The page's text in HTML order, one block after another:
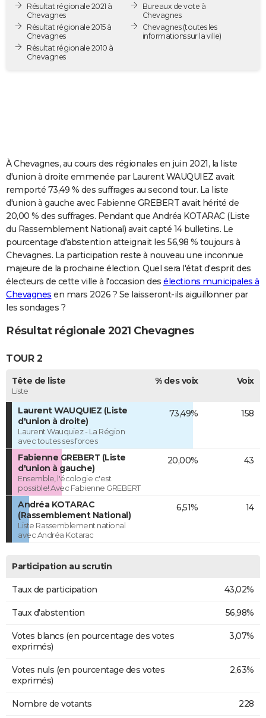
Destinations
City break
Voyage nature
Voyage de noces
Forum
PHOTO
GUIDES D'ACHAT
BONS PLANS
COPAINS D'AVANT
S'inscrire
Se connecter
Lycées
Collèges
Primaires
Universités
Entreprises
Service militaire
Avis de recherche
FORUM
Bricolage
Lifestyle
Culture
Sport
Auto
Television
Voyage
Cinema
Résultat régionale 2021 à
Chevagnes
Résultat régionale 2015 à
Chevagnes
Résultat régionale 2010 à
Chevagnes
Bureaux de vote à
Chevagnes
Chevagnes(toutes les
informations sur la ville)
À Chevagnes, au cours des régionales en juin 2021, la liste
d'union à droite emmenée par Laurent WAUQUIEZ avait
remporté 73,49 % des suffrages au second tour. La liste
d'union à gauche avec Fabienne GREBERT avait hérité de
20,00 % des suffrages. Pendant que Andréa KOTARAC (Liste
du Rassemblement National) avait capté 14 bulletins. Le
pourcentage d'abstention atteignait les 56,98 % toujours à
Chevagnes. La participation reste à nouveau une inconnue
majeure de la prochaine élection. Quel sera l'état d'esprit des
électeurs de cette ville à l'occasion des élections municipales à
Chevagnes en mars 2026 ? Se laisseront-ils aiguillonner par
les sondages ?
Résultat régionale 2021 Chevagnes
TOUR 2
Tête de liste
Liste
% des voix Voix
Laurent WAUQUIEZ (Liste
d'union à droite)
Laurent Wauquiez - La Région
avec toutes ses forces
73,49% 158
Fabienne GREBERT (Liste
d'union à gauche)
Ensemble, l'écologie c'est
possible! Avec Fabienne GREBERT
20,00% 43
Andréa KOTARAC
(Rassemblement National)
Liste Rassemblement national
avec Andréa Kotarac
6,51% 14
Participation au scrutin
Taux de participation 43,02%
Taux d'abstention 56,98%
Votes blancs (en pourcentage des votes
exprimés)
3,07%
Votes nuls (en pourcentage des votes
exprimés)
2,63%
Nombre de votants 228